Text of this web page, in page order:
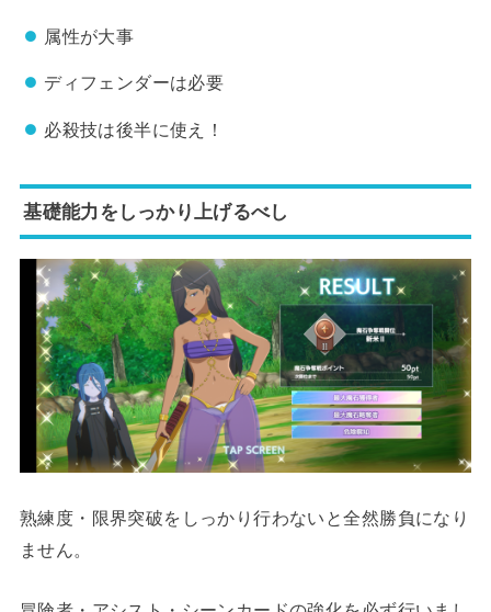
属性が大事
ディフェンダーは必要
必殺技は後半に使え！
基礎能力をしっかり上げるべし
熟練度・限界突破をしっかり行わないと全然勝負になり
ません。